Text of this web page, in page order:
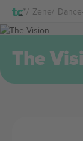
Zene
The